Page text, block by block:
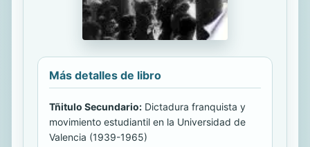
Más detalles de libro
Tñitulo Secundario: Dictadura franquista y
movimiento estudiantil en la Universidad de
Valencia (1939-1965)